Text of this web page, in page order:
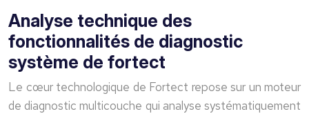
Analyse technique des
fonctionnalités de diagnostic
système de fortect
Le cœur technologique de Fortect repose sur un moteur
de diagnostic multicouche qui analyse systématiquement